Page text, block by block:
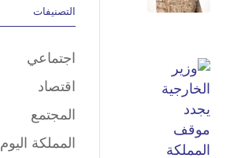
التصنيفات
اجتماعي
اقتصاد
المجتمع
المملكة اليوم